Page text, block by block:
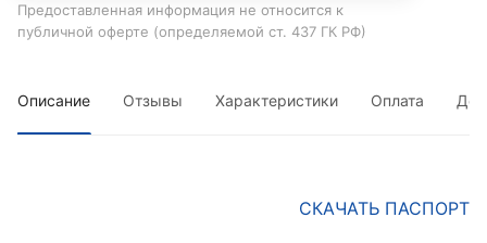
Предоставленная информация не относится к
публичной оферте (определяемой ст. 437 ГК РФ)
Описание Отзывы Характеристики Оплата
СКАЧАТЬ ПАСПОРТ